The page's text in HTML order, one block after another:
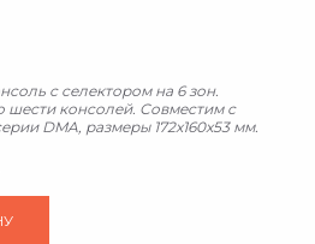
с селектором на 6 зон.
шести консолей. Совместим с
DMA, размеры 172х160х53 мм.